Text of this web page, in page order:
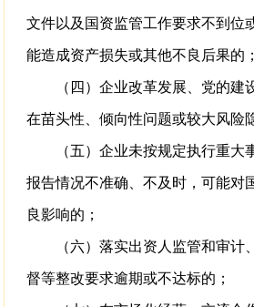
文件以及国资监管工作要求不到位
能造成资产损失或其他不良后果的；
（四）企业改革发展、党的建
在苗头性、倾向性问题或较大风险
（五）企业未按规定执行重大
报告情况不准确、不及时，可能对
良影响的；
（六）落实出资人监管和审计
督等整改要求逾期或不达标的；